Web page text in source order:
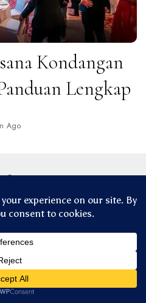
Kondangan
Lengkap
Ago
2025